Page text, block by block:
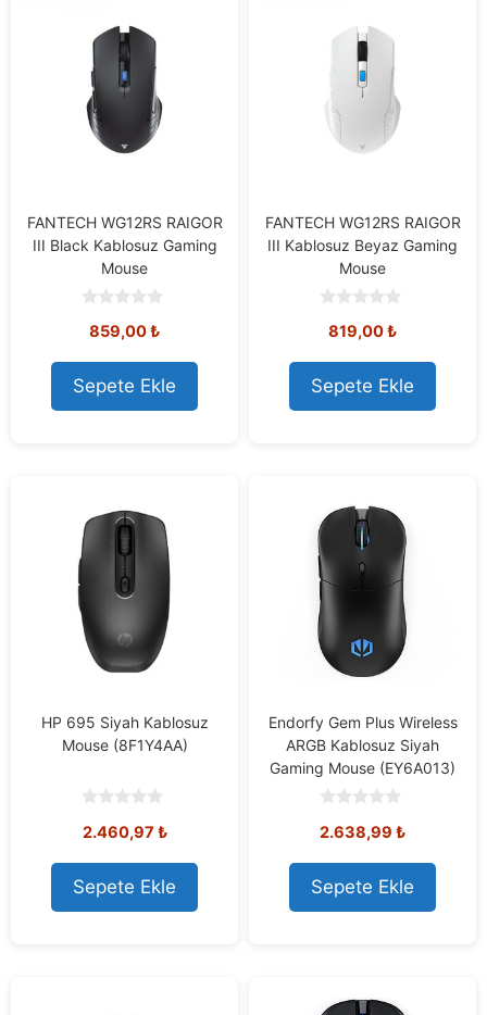
FANTECH WG12RS RAIGOR
III Black Kablosuz Gaming
Mouse
o
t
o
f
5
859,00₺
Sepete Ekle
FANTECH WG12RS RAIGOR
III Kablosuz Beyaz Gaming
Mouse
o
t
o
f
5
819,00₺
Sepete Ekle
HP 695 Siyah Kablosuz
Mouse (8F1Y4AA)
o
t
o
f
5
2.460,97 ₺
Sepete Ekle
Endorfy Gem Plus Wireless
ARGB Kablosuz Siyah
Gaming Mouse (EY6A013)
o
t
o
f
5
2.638,99 ₺
Sepete Ekle